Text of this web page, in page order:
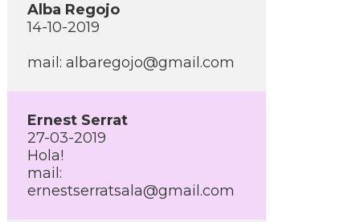
Alba Regojo
14-10-2019
mail: albaregojo@gmail.com
Ernest Serrat
27-03-2019
Hola!
mail:
ernestserratsala@gmail.com